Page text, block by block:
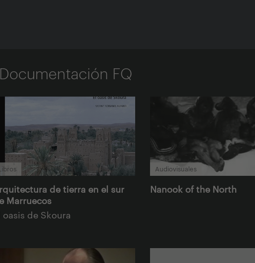
FQ
de tierra en el sur
Marruecos
oasis de Skoura
Audiovisuales
Nanook of the North